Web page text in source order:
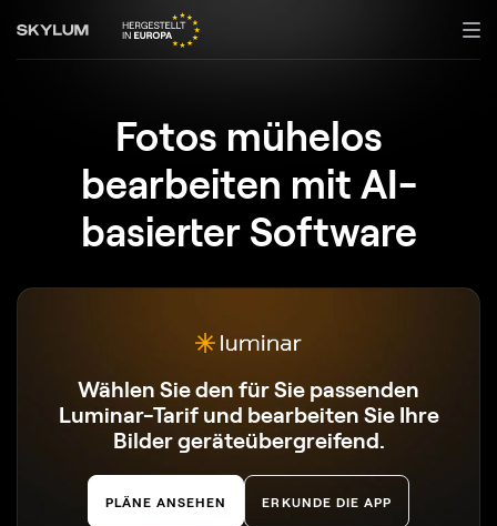
Fotos mühelos
bearbeiten mit AI-
basierter Software
Wählen Sie den für Sie passenden
Luminar-Tarif und bearbeiten Sie Ihre
Bilder geräteübergreifend.
PLÄNE ANSEHEN ERKUNDE DIE APP